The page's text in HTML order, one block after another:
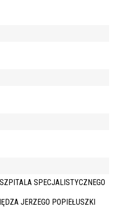
SPECJALISTYCZNEGO
JERZEGO POPIEŁUSZKI